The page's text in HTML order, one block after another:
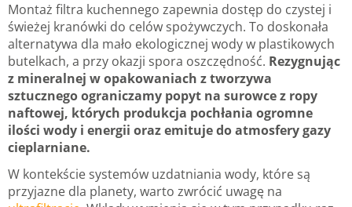
Montaż filtra kuchennego zapewnia dostęp do czystej i
świeżej kranówki do celów spożywczych. To doskonała
alternatywa dla mało ekologicznej wody w plastikowych
butelkach, a przy okazji spora oszczędność. Rezygnując
z mineralnej w opakowaniach z tworzywa
sztucznego ograniczamy popyt na surowce z ropy
naftowej, których produkcja pochłania ogromne
ilości wody i energii oraz emituje do atmosfery gazy
cieplarniane.
W kontekście systemów uzdatniania wody, które są
przyjazne dla planety, warto zwrócić uwagę na